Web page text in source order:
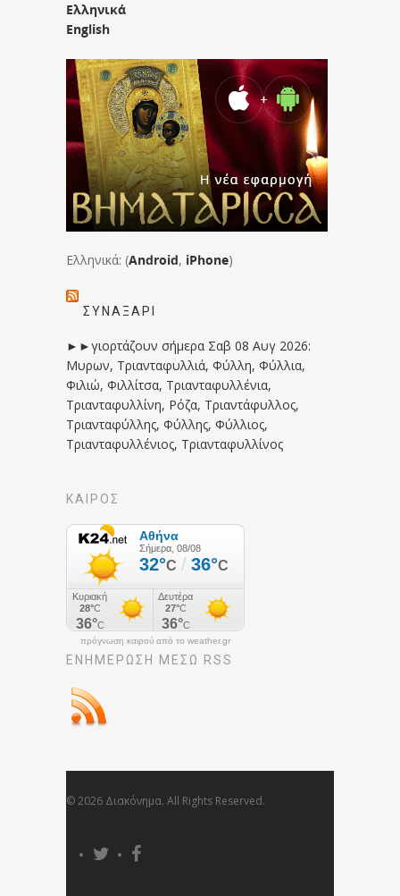
Ελληνικά
English
Ελληνικά: (Android, iPhone)
ΣΥΝΑΞΆΡΙ
►►γιορτάζουν σήμερα Σαβ 08 Αυγ 2026:
Μυρων, Τριανταφυλλιά, Φύλλη, Φύλλια,
Φιλιώ, Φιλλίτσα, Τριανταφυλλένια,
Τριανταφυλλίνη, Ρόζα, Τριαντάφυλλος,
Τριανταφύλλης, Φύλλης, Φύλλιος,
Τριανταφυλλένιος, Τριανταφυλλίνος
ΚΑΙΡΟΣ
πρόγνωση καιρού από το weather.gr
ΕΝΗΜΈΡΩΣΉ ΜΕΣΩ RSS
© 2026 Διακόνημα. All Rights Reserved.